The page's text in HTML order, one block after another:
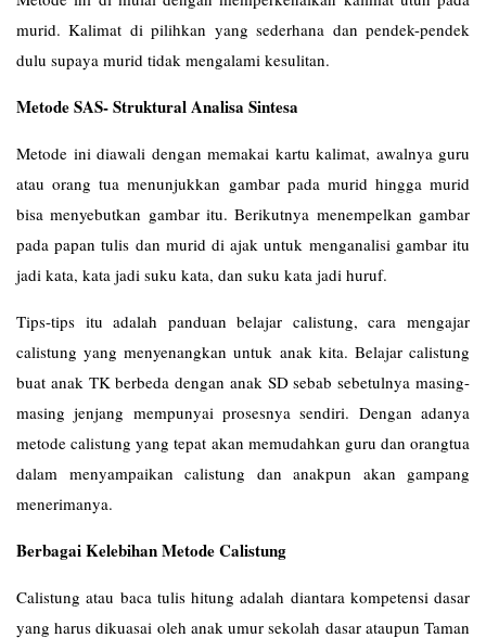
murid. Kalimat di pilihkan yang sederhana dan pendek-pendek
dulu supaya murid tidak mengalami kesulitan.
Metode SAS- Struktural Analisa Sintesa
Metode ini diawali dengan memakai kartu kalimat, awalnya guru
atau orang tua menunjukkan gambar pada murid hingga murid
bisa menyebutkan gambar itu. Berikutnya menempelkan gambar
pada papan tulis dan murid di ajak untuk menganalisi gambar itu
jadi kata, kata jadi suku kata, dan suku kata jadi huruf.
Tips-tips itu adalah panduan belajar calistung, cara mengajar
calistung yang menyenangkan untuk anak kita. Belajar calistung
buat anak TK berbeda dengan anak SD sebab sebetulnya masing-
masing jenjang mempunyai prosesnya sendiri. Dengan adanya
metode calistung yang tepat akan memudahkan guru dan orangtua
dalam menyampaikan calistung dan anakpun akan gampang
menerimanya.
Berbagai Kelebihan Metode Calistung
Calistung atau baca tulis hitung adalah diantara kompetensi dasar
yang harus dikuasai oleh anak umur sekolah dasar ataupun Taman